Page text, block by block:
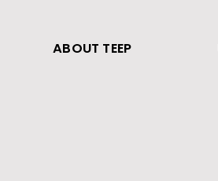
ABOUT TEEP